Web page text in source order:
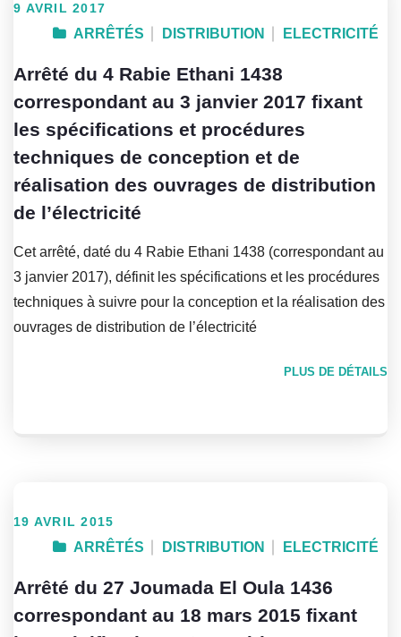
9 AVRIL 2017
ARRÊTÉS DISTRIBUTION ELECTRICITÉ
Arrêté du 4 Rabie Ethani 1438
correspondant au 3 janvier 2017 fixant
les spécifications et procédures
techniques de conception et de
réalisation des ouvrages de distribution
de l’électricité
Cet arrêté, daté du 4 Rabie Ethani 1438 (correspondant au
3 janvier 2017), définit les spécifications et les procédures
techniques à suivre pour la conception et la réalisation des
ouvrages de distribution de l’électricité
PLUS DE DÉTAILS
19 AVRIL 2015
ARRÊTÉS DISTRIBUTION ELECTRICITÉ
Arrêté du 27 Joumada El Oula 1436
correspondant au 18 mars 2015 fixant